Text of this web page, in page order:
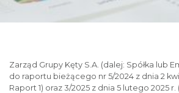
Zarząd Grupy Kęty S.A. (dalej: Spółka lub
do raportu bieżącego nr 5/2024 z dnia 2
Raport 1) oraz 3/2025 z dnia 5 lutego 2025